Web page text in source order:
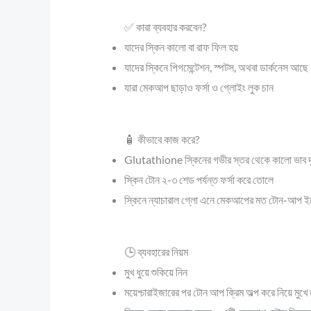
✅ কারা ব্যবহার করবেন?
যাদের স্কিন কালো বা রাফ ফিল হয়
যাদের স্কিনে পিগমেন্টেশন, স্পটস, অথবা ডার্কনেস আছে
যারা মেকআপ ছাড়াও ফর্সা ও গ্লোইং লুক চান
🧴 কীভাবে কাজ করে?
Glutathione স্কিনের গভীর স্তর থেকে কালো ভাব
স্কিন টোন ২-৩ শেড পর্যন্ত ফর্সা করে তোলে
স্কিনে ন্যাচারাল গ্লো এনে মেকআপের মত টোন-আপ
🕒 ব্যবহারের নিয়ম
মুখ ধুয়ে শুকিয়ে নিন
ময়েশ্চারাইজারের পর টোন আপ ক্রিম অল্প করে নিয়ে মুখে